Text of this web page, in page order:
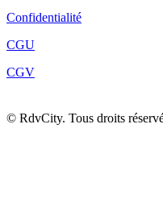
Confidentialité
CGU
CGV
© RdvCity. Tous droits